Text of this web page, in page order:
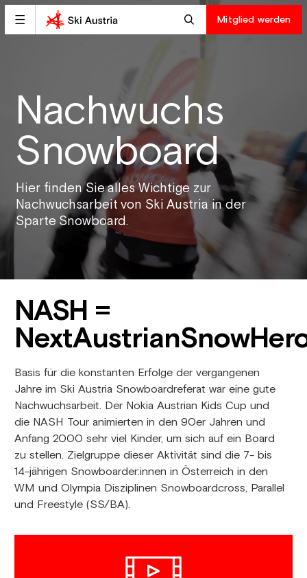
Mitglied werden
Nachwuchs
Snowboard
Hier finden Sie alles Wichtige zur
Nachwuchsarbeit von Ski Austria in der
Sparte Snowboard.
NASH =
Basis für die konstanten Erfolge der vergangenen
Jahre im Ski Austria Snowboardreferat war eine gute
Nachwuchsarbeit. Der Nokia Austrian Kids Cup und
die NASH Tour animierten in den 90er Jahren und
Anfang 2000 sehr viel Kinder, um sich auf ein Board
zu stellen. Zielgruppe dieser Aktivität sind die 7- bis
14-jährigen Snowboarder:innen in Österreich in den
WM und Olympia Disziplinen Snowboardcross, Parallel
und Freestyle (SS/BA).